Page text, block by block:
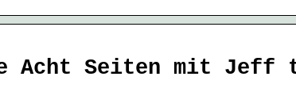
Acht Seiten mit Jeff